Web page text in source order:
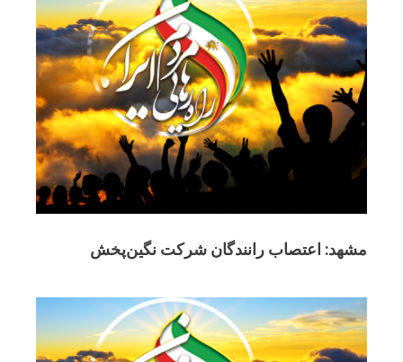
مشهد: اعتصاب رانندگان شرکت نگین‌پخش